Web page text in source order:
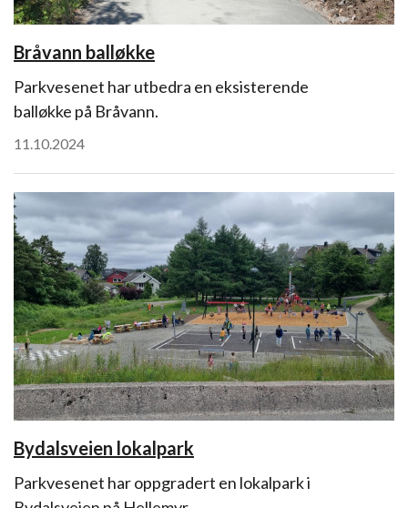
Bråvann balløkke
Parkvesenet har utbedra en eksisterende
balløkke på Bråvann.
11.10.2024
Bydalsveien lokalpark
Parkvesenet har oppgradert en lokalpark i